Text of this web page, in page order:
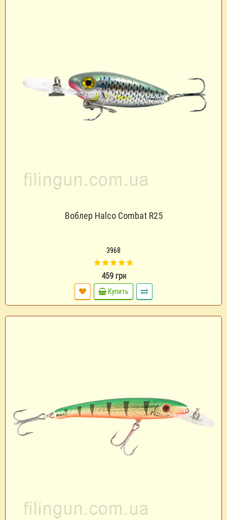
Воблер Halco Combat R25
3968
459 грн
Купить